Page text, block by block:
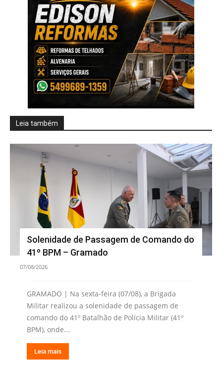
Leia também
Solenidade de Passagem de Comando do
41º BPM – Gramado
07/08/2026
GRAMADO | Na sexta-feira (07/08), a Brigada
Militar realizou a solenidade de passagem de
comando do 41º Batalhão de Polícia Militar (41º
BPM), onde...
Leia mais